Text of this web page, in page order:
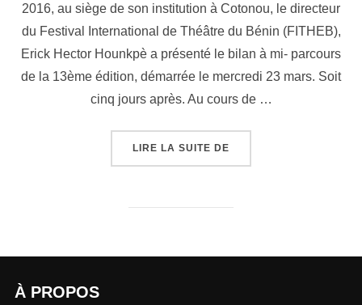
2016, au siège de son institution à Cotonou, le directeur
du Festival International de Théâtre du Bénin (FITHEB),
Erick Hector Hounkpè a présenté le bilan à mi- parcours
de la 13ème édition, démarrée le mercredi 23 mars. Soit
cinq jours après. Au cours de …
LIRE LA SUITE DE
À PROPOS